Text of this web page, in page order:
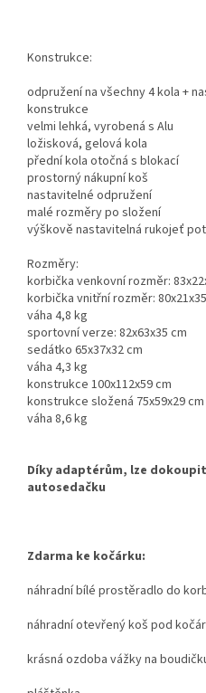
Konstrukce:
odpružení na všechny 4 kola +
konstrukce
velmi lehká, vyrobená s Alu
ložisková, gelová kola
přední kola otočná s blokací
prostorný nákupní koš
nastavitelné odpružení
malé rozměry po složení
výškově nastavitelná rukojeť
Rozměry:
korbička venkovní rozměr:
korbička vnitřní rozměr:
váha 4,8 kg
sportovní verze: 82x63x35 cm
sedátko 65x37x32 cm
váha 4,3 kg
konstrukce 100x112x59 cm
konstrukce složená 75x59x29 cm
váha 8,6 kg
Díky adaptérům, lze
autosedačku
Zdarma ke kočárku:
náhradní bílé prostěradlo do
náhradní otevřený koš pod
krásná ozdoba vážky na